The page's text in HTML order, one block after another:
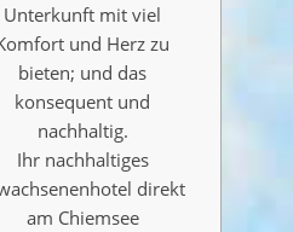
Unterkunft mit viel
und Herz zu
bieten; und das
konsequent und
nachhaltig.
Ihr nachhaltiges
direkt
am Chiemsee